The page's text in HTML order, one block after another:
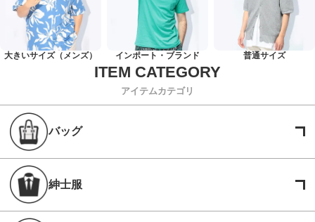
大きいサイズ（メンズ） インポート・ブランド 普通サイズ
アイテムカテゴリ
バッグ
紳士服